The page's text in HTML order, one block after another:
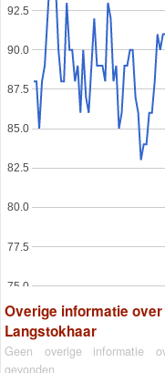
75.0
77.5
80.0
82.5
85.0
87.5
90.0
92.5
Overige informatie
Langstokhaar
Geen overige informatie
gevonden.